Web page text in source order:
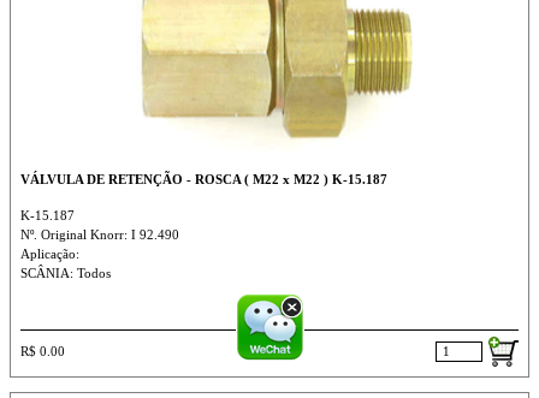
VÁLVULA DE RETENÇÃO - ROSCA ( M22 x M22 ) K-15.187
K-15.187
Nº. Original Knorr: I 92.490
Aplicação:
SCÂNIA: Todos
R$ 0.00